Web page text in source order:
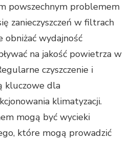
powszechnym problemem
zanieczyszczeń w filtrach
obniżać wydajność
na jakość powietrza w
czyszczenie i
kluczowe dla
klimatyzacji.
mogą być wycieki
które mogą prowadzić